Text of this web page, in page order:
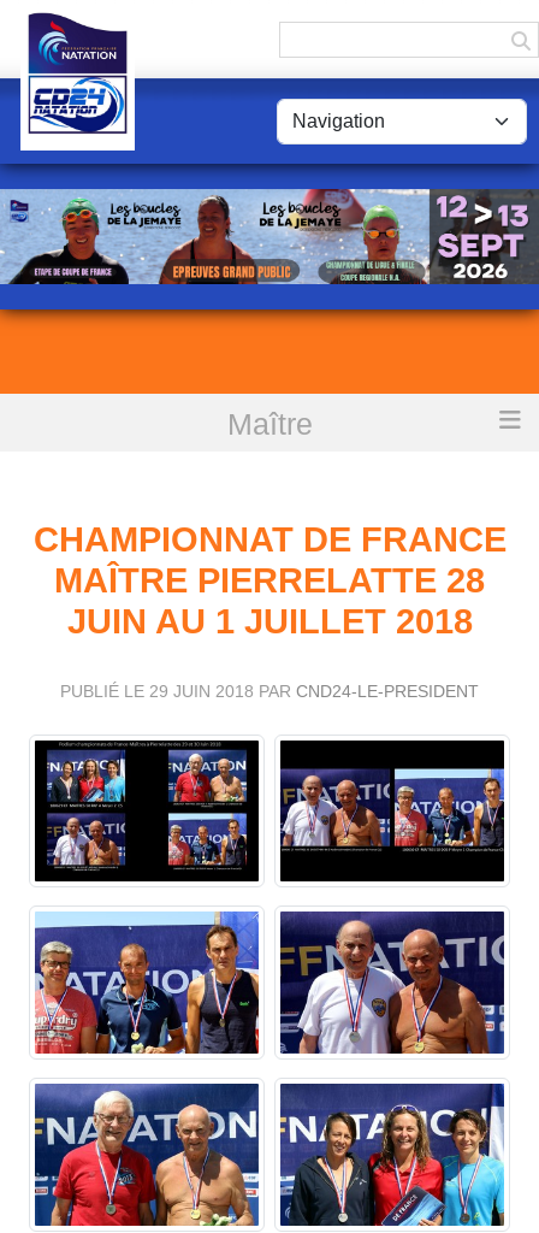
Maître
Championnat de france Maître Pierrelatte 28 Juin au 1 Juillet 2018
CHAMPIONNAT DE FRANCE
MAÎTRE PIERRELATTE 28
JUIN AU 1 JUILLET 2018
PUBLIÉ LE 29 JUIN 2018 PAR CND24-LE-PRESIDENT
Panneau de gestion des cookies